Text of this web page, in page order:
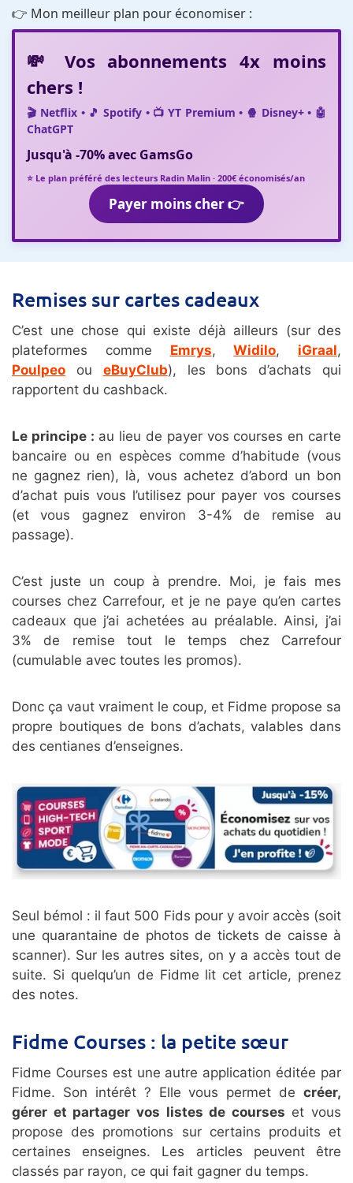
👉 Mon meilleur plan pour économiser :
💸 Vos abonnements 4x moins
chers !
🎬 Netflix • 🎵 Spotify • 📺 YT Premium • 🍿 Disney+ • 🤖
ChatGPT
Jusqu'à -70%avec GamsGo
⭐ Le plan préféré des lecteurs Radin Malin · 200€ économisés/an
Payer moins cher 👉
Remises sur cartes cadeaux
C’est une chose qui existe déjà ailleurs (sur des
plateformes comme Emrys,Widilo, iGraal,
Poulpeo ou eBuyClub), les bons d’achats qui
rapportent du cashback.
Le principe : au lieu de payer vos courses en carte
bancaire ou en espèces comme d’habitude (vous
ne gagnez rien), là, vous achetez d’abord un bon
d’achat puis vous l’utilisez pour payer vos courses
(et vous gagnez environ 3-4% de remise au
passage).
C’est juste un coup à prendre. Moi, je fais mes
courses chez Carrefour, et je ne paye qu’en cartes
cadeaux que j’ai achetées au préalable. Ainsi, j’ai
3% de remise tout le temps chez Carrefour
(cumulable avec toutes les promos).
Donc ça vaut vraiment le coup, et Fidme propose sa
propre boutiques de bons d’achats, valables dans
des centianes d’enseignes.
Seul bémol : il faut 500 Fids pour y avoir accès (soit
une quarantaine de photos de tickets de caisse à
scanner). Sur les autres sites, on y a accès tout de
suite. Si quelqu’un de Fidme lit cet article, prenez
des notes.
Fidme Courses : la petite sœur
Fidme Courses est une autre application éditée par
Fidme. Son intérêt ? Elle vous permet de créer,
gérer et partager vos listes de courses et vous
propose des promotions sur certains produits et
certaines enseignes. Les articles peuvent être
classés par rayon, ce qui fait gagner du temps.